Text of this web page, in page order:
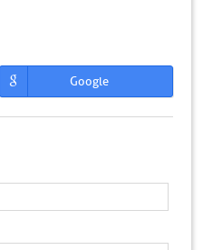
Google